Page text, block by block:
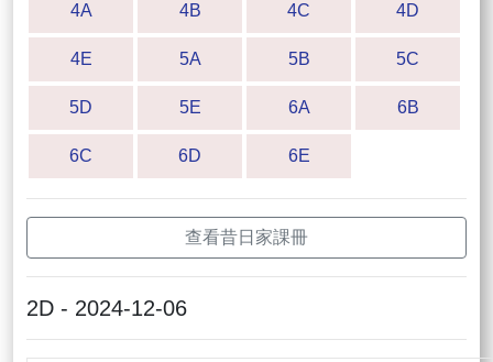
4A 4B 4C 4D
4E 5A 5B 5C
5D 5E 6A 6B
6C 6D 6E
查看昔日家課冊
2D - 2024-12-06